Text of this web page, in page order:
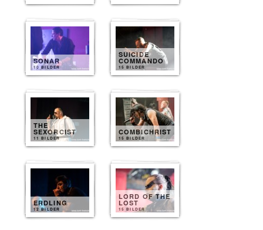
SONAR
10 BILDER
SUICIDE
COMMANDO
15 BILDER
THE
SEXORCIST
11 BILDER
COMBICHRIST
15 BILDER
ERDLING
12 BILDER
LORD OF THE
LOST
15 BILDER